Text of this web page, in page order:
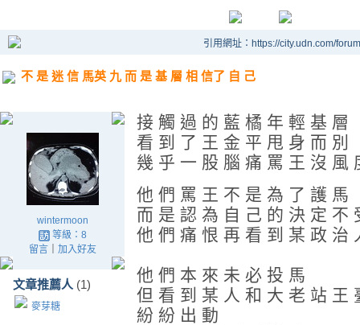
引用網址：https://city.udn.com/
不 是 迷 信 馬英 九 而 是 基 層 相 信了 自 己
wintermoon
等級：8
留言｜ 加入好友
文章推薦人 (1)
麥芽糖
接 觸 過 的 藍 橘 年 輕 基 層
看 到 了 王 金 平 甩 身 而 別
幾 乎 一 股 腦 痛 罵 王 沒 風
他 們 罵 王 不 是 為 了 護 馬
而 是 認 為 自 己 的 決 定
他 們 痛 恨 再 看 到 某 政 治
他 們 本 來 未 必 投 馬
但 看 到 某 人 和 大 老 站 王
紛 紛 出 動